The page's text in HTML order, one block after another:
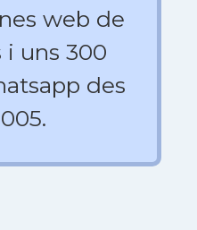
web de
i uns 300
des